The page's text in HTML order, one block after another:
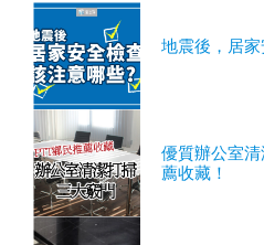
地震後，居
優質辦公室
薦收藏！